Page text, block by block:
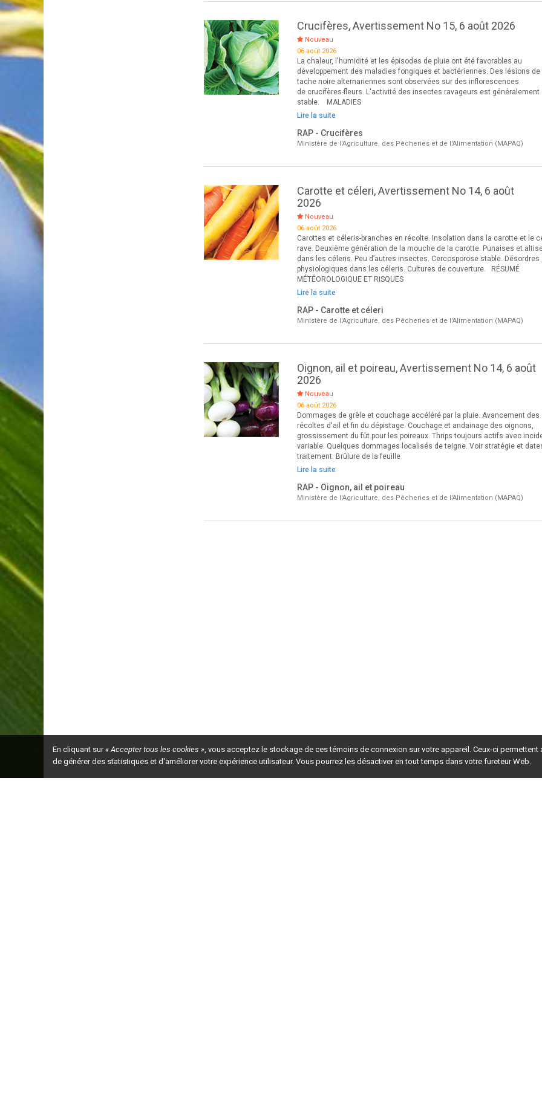
Crucifères, Avertissement No 15, 6 août 2026
Nouveau
06 août 2026
La chaleur, l'humidité et les épisodes de pluie ont été favorables au
développement des maladies fongiques et bactériennes. Des lésions de
tache noire alternariennes sont observées sur des inflorescences
de crucifères-fleurs. L'activité des insectes ravageurs est généralement
stable. MALADIES
Lire la suite
RAP - Crucifères
Ministère de l'Agriculture, des Pêcheries et de l'Alimentation (MAPAQ)
Carotte et céleri, Avertissement No 14, 6 août
2026
Nouveau
06 août 2026
Carottes et céleris-branches en récolte. Insolation dans la carotte et le
rave. Deuxième génération de la mouche de la carotte. Punaises et
dans les céleris. Peu d’autres insectes. Cercosporose stable. Désordres
physiologiques dans les céleris. Cultures de couverture. RÉSUMÉ
MÉTÉOROLOGIQUE ET RISQUES
Lire la suite
RAP - Carotte et céleri
Ministère de l'Agriculture, des Pêcheries et de l'Alimentation (MAPAQ)
Oignon, ail et poireau, Avertissement No 14, 6 août
2026
Nouveau
06 août 2026
Dommages de grêle et couchage accéléré par la pluie. Avancement des
récoltes d'ail et fin du dépistage. Couchage et andainage des oignons,
grossissement du fût pour les poireaux. Thrips toujours actifs avec
variable. Quelques dommages localisés de teigne. Voir stratégie et
traitement. Brûlure de la feuille
Lire la suite
RAP - Oignon, ail et poireau
Ministère de l'Agriculture, des Pêcheries et de l'Alimentation (MAPAQ)
En cliquant sur« Accepter tous les cookies », vous acceptez le stockage de ces témoins de connexion sur votre appareil. Ceux-ci permettent
de générer des statistiques et d'améliorer votre expérience utilisateur. Vous pourrez les désactiver en tout temps dans votre fureteur Web.